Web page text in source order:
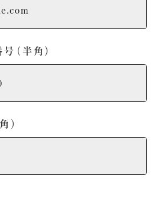
号 （半角）
）